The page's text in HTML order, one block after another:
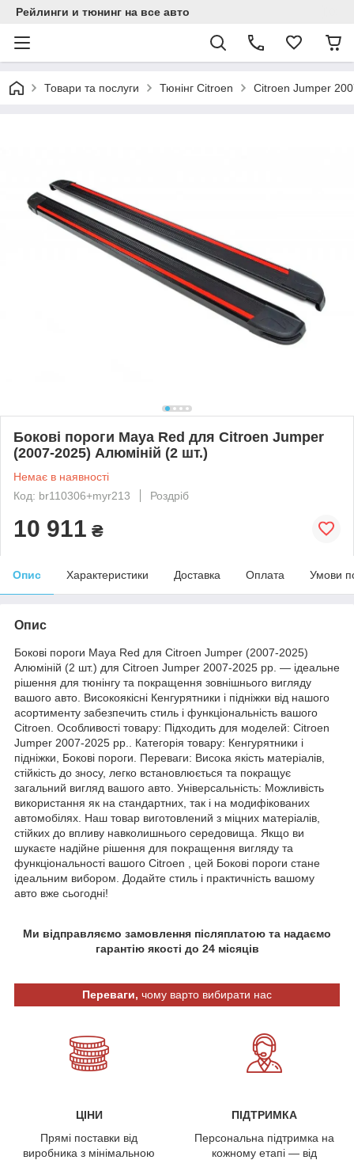
Рейлинги и тюнинг на все авто
Товари та послуги Тюнінг Citroen Citroen Jumper
Бокові пороги Maya Red для Citroen Jumper
(2007-2025) Алюміній (2 шт.)
Немає в наявності
Код: br110306+myr213
Роздріб
10 911 ₴
Опис Характеристики Доставка Оплата Умови
Опис
Бокові пороги Maya Red для Citroen Jumper (2007-2025)
Алюміній (2 шт.) для Citroen Jumper 2007-2025 рр. — ідеальне
рішення для тюнінгу та покращення зовнішнього вигляду
вашого авто. Високоякісні Кенгурятники і підніжки від нашого
асортименту забезпечить стиль і функціональність вашого
Citroen. Особливості товару: Підходить для моделей: Citroen
Jumper 2007-2025 рр.. Категорія товару: Кенгурятники і
підніжки, Бокові пороги. Переваги: Висока якість матеріалів,
стійкість до зносу, легко встановлюється та покращує
загальний вигляд вашого авто. Універсальність: Можливість
використання як на стандартних, так і на модифікованих
автомобілях. Наш товар виготовлений з міцних матеріалів,
стійких до впливу навколишнього середовища. Якщо ви
шукаєте надійне рішення для покращення вигляду та
функціональності вашого Citroen , цей Бокові пороги стане
ідеальним вибором. Додайте стиль і практичність вашому
авто вже сьогодні!
Ми відправляємо замовлення післяплатою та надаємо
гарантію якості до 24 місяців
Переваги, чому варто вибирати нас
ЦІНИ
ПІДТРИМКА
Прямі поставки від
виробника з мінімальною
Персональна підтримка на
кожному етапі — від